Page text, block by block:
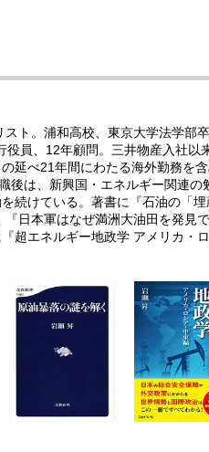
ト。浦和高校、東京大学法学部
員、12年顧問。三井物産入社以
延べ21年間にわたる海外勤務を
後は、新興国・エネルギー関連の
続けている。著書に『石油の「
日本軍はなぜ満洲大油田を発見
超エネルギー地政学 アメリカ・